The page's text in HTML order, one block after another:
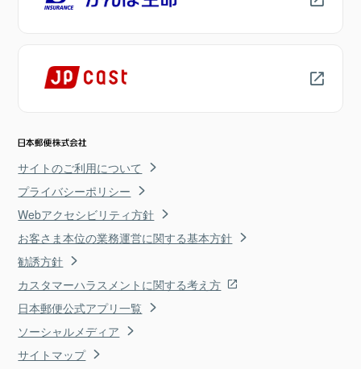
サイトのご利用について
プライバシーポリシー
Webアクセシビリティ方針
お客さま本位の業務運営に関する基本方針
勧誘方針
カスタマーハラスメントに関する考え方
日本郵便公式アプリ一覧
ソーシャルメディア
サイトマップ